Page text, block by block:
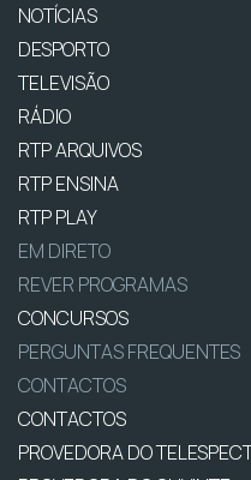
NOTÍCIAS
DESPORTO
TELEVISÃO
RÁDIO
RTP ARQUIVOS
RTP ENSINA
RTP PLAY
EM DIRETO
REVER PROGRAMAS
CONCURSOS
PERGUNTAS FREQUENTES
CONTACTOS
CONTACTOS
PROVEDORA DO